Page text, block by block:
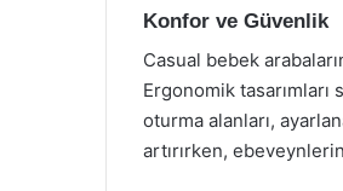
Konfor ve Güvenlik
Casual bebek
Ergonomik
oturma alanları,
artırırken,